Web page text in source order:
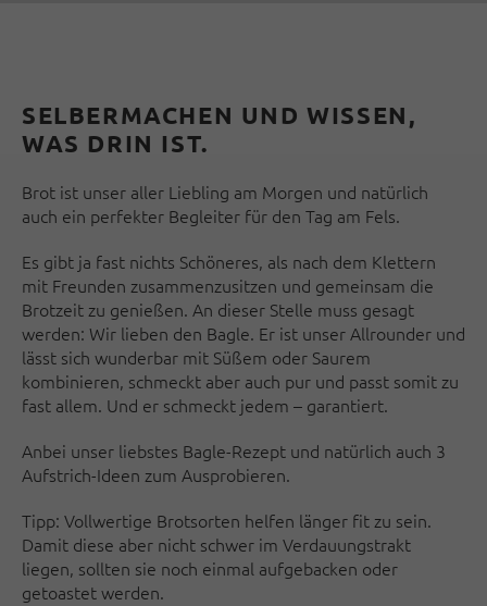
SELBERMACHEN UND WISSEN,
WAS DRIN IST.
Brot ist unser aller Liebling am Morgen und natürlich
auch ein perfekter Begleiter für den Tag am Fels.
Es gibt ja fast nichts Schöneres, als nach dem Klettern
mit Freunden zusammenzusitzen und gemeinsam die
Brotzeit zu genießen. An dieser Stelle muss gesagt
werden: Wir lieben den Bagle. Er ist unser Allrounder und
lässt sich wunderbar mit Süßem oder Saurem
kombinieren, schmeckt aber auch pur und passt somit zu
fast allem. Und er schmeckt jedem – garantiert.
Anbei unser liebstes Bagle-Rezept und natürlich auch 3
Aufstrich-Ideen zum Ausprobieren.
Tipp: Vollwertige Brotsorten helfen länger fit zu sein.
Damit diese aber nicht schwer im Verdauungstrakt
liegen, sollten sie noch einmal aufgebacken oder
getoastet werden.